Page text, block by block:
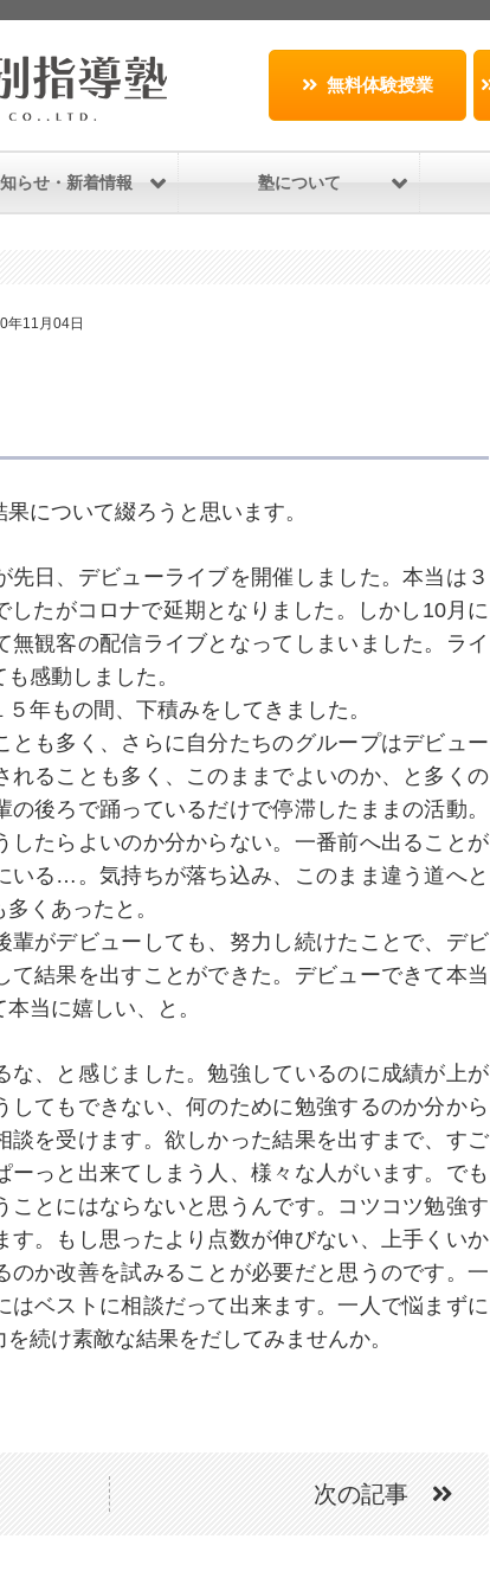
無料体験授業
らせ・新着情報 塾について
年11月04日
について綴ろうと思います。
先日、デビューライブを開催しました。本当は３
したがコロナで延期となりました。しかし10月に
無観客の配信ライブとなってしまいました。ライ
感動しました。
年もの間、下積みをしてきました。
とも多く、さらに自分たちのグループはデビュー
れることも多く、このままでよいのか、と多くの
後ろで踊っているだけで停滞したままの活動。
したらよいのか分からない。一番前へ出ることが
いる…。気持ちが落ち込み、このまま違う道へと
くあったと。
輩がデビューしても、努力し続けたことで、デビ
て結果を出すことができた。デビューできて本当
当に嬉しい、と。
な、と感じました。勉強しているのに成績が上が
してもできない、何のために勉強するのか分から
談を受けます。欲しかった結果を出すまで、すご
ーっと出来てしまう人、様々な人がいます。でも
ことにはならないと思うんです。コツコツ勉強す
す。もし思ったより点数が伸びない、上手くいか
のか改善を試みることが必要だと思うのです。一
はベストに相談だって出来ます。一人で悩まずに
続け素敵な結果をだしてみませんか。
次の記事